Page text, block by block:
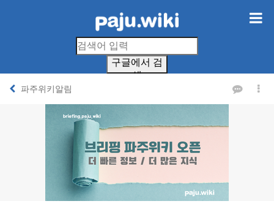
구글에서 검
색
파주위키알림